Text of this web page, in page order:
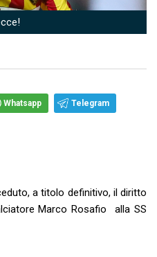
Whatsapp Telegram
a titolo definitivo, il diritto
Marco Rosafio alla SS